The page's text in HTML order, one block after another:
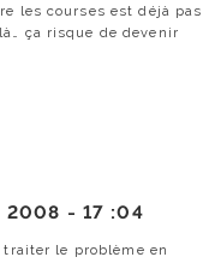
les courses est déjà pas
ça risque de devenir
2008 - 17 :04
le problème en